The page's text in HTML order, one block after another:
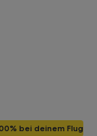
bei deinem Flug